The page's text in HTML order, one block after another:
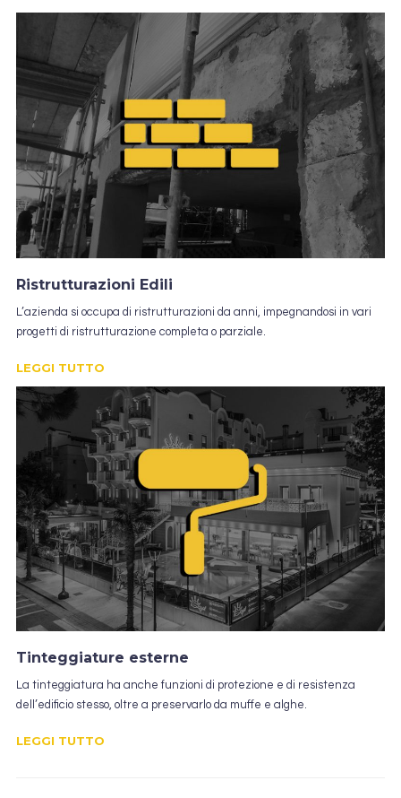
Ristrutturazioni Edili
L’azienda si occupa di ristrutturazioni da anni, impegnandosi in vari
progetti di ristrutturazione completa o parziale.
LEGGI TUTTO
Tinteggiature esterne
La tinteggiatura ha anche funzioni di protezione e di resistenza
dell’edificio stesso, oltre a preservarlo da muffe e alghe.
LEGGI TUTTO